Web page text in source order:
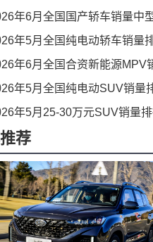
年6月全国国产轿车销量中型车排行榜完
年5月全国纯电动轿车销量排行榜完
年6月全国合资新能源MPV销量排行榜完
年5月全国纯电动SUV销量排行榜完
年5月25-30万元SUV销量排行榜（
荐